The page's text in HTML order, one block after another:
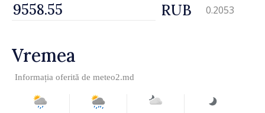
RUB 0.2053
Vremea
Informația oferită de meteo2.md